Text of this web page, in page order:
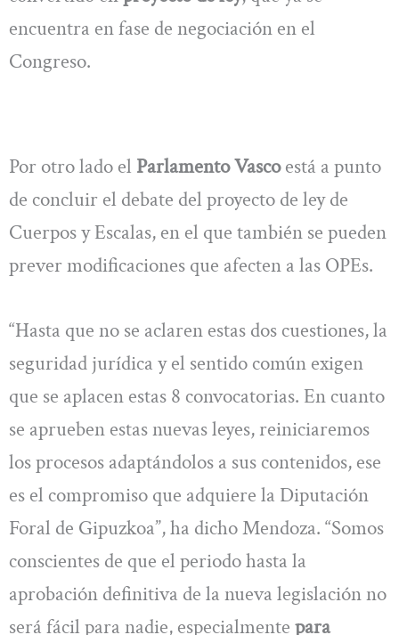
encuentra en fase de negociación en el
Congreso.
Por otro lado el Parlamento Vascoestá a punto
de concluir el debate del proyecto de ley de
Cuerpos y Escalas, en el que también se pueden
prever modificaciones que afecten a las OPEs.
“Hasta que no se aclaren estas dos cuestiones, la
seguridad jurídica y el sentido común exigen
que se aplacen estas 8 convocatorias. En cuanto
se aprueben estas nuevas leyes, reiniciaremos
los procesos adaptándolos a sus contenidos, ese
es el compromiso que adquiere la Diputación
Foral de Gipuzkoa”, ha dicho Mendoza. “Somos
conscientes de que el periodo hasta la
aprobación definitiva de la nueva legislación no
será fácil para nadie, especialmente para